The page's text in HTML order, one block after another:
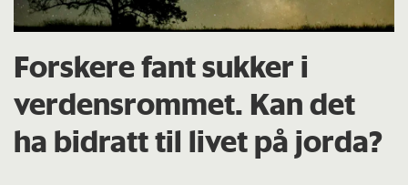
Forskere fant sukker i
verdensrommet. Kan det
ha bidratt til livet på jorda?